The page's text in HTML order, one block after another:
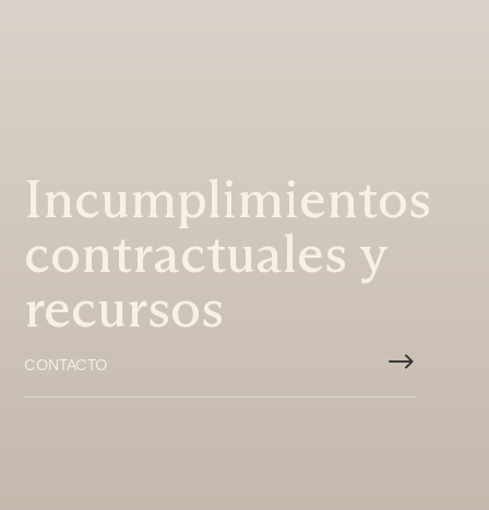
Incumplimientos
contractuales y
recursos
CONTACTO $